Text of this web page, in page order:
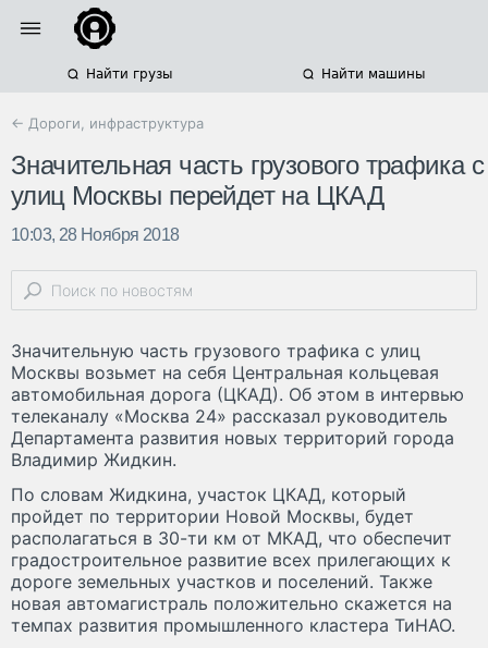
Найти грузы Найти машины
← Дороги, инфраструктура
Значительная часть грузового трафика с
улиц Москвы перейдет на ЦКАД
10:03, 28 Ноября 2018
Значительную часть грузового трафика с улиц
Москвы возьмет на себя Центральная кольцевая
автомобильная дорога (ЦКАД). Об этом в интервью
телеканалу «Москва 24» рассказал руководитель
Департамента развития новых территорий города
Владимир Жидкин.
По словам Жидкина, участок ЦКАД, который
пройдет по территории Новой Москвы, будет
располагаться в 30-ти км от МКАД, что обеспечит
градостроительное развитие всех прилегающих к
дороге земельных участков и поселений. Также
новая автомагистраль положительно скажется на
темпах развития промышленного кластера ТиНАО.